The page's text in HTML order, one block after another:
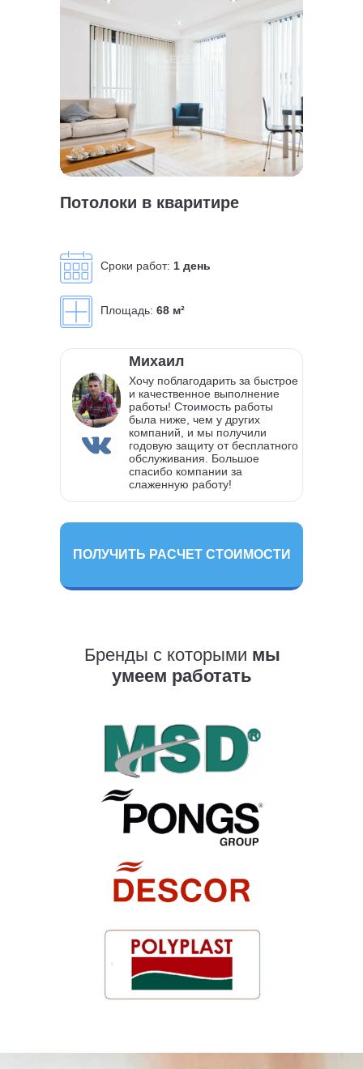
Потолоки в кваритире
Сроки работ: 1 день
ПОЛУЧИТЬ РАСЧЕТ СТОИМОСТИ
Площадь: 68 м²
Михаил
Хочу поблагодарить за быстрое
и качественное выполнение
работы! Стоимость работы
была ниже, чем у других
компаний, и мы получили
годовую защиту от бесплатного
обслуживания. Большое
спасибо компании за
слаженную работу!
Бренды с которыми мы
умеем работать